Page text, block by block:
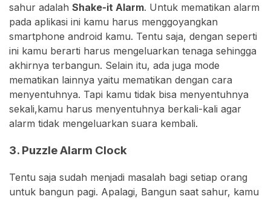
sahur adalah Shake-it Alarm. Untuk mematikan alarm
pada aplikasi ini kamu harus menggoyangkan
smartphone android kamu. Tentu saja, dengan seperti
ini kamu berarti harus mengeluarkan tenaga sehingga
akhirnya terbangun. Selain itu, ada juga mode
mematikan lainnya yaitu mematikan dengan cara
menyentuhnya. Tapi kamu tidak bisa menyentuhnya
sekali,kamu harus menyentuhnya berkali-kali agar
alarm tidak mengeluarkan suara kembali.
3. Puzzle Alarm Clock
Tentu saja sudah menjadi masalah bagi setiap orang
untuk bangun pagi. Apalagi, Bangun saat sahur, kamu